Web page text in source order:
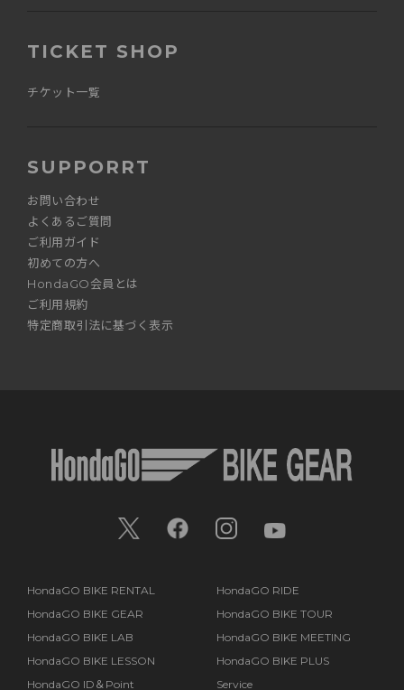
TICKET SHOP
チケット一覧
SUPPORRT
お問い合わせ
よくあるご質問
ご利用ガイド
初めての方へ
HondaGO会員とは
ご利用規約
特定商取引法に基づく表示
HondaGO BIKE RENTAL
HondaGO RIDE
HondaGO BIKE GEAR
HondaGO BIKE TOUR
HondaGO BIKE LAB
HondaGO BIKE MEETING
HondaGO BIKE LESSON
HondaGO BIKE PLUS
HondaGO ID＆Point
Service